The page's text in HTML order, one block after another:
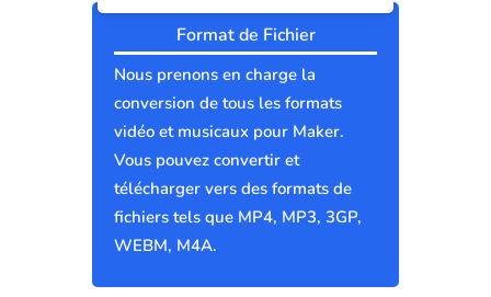
Format de Fichier
Nous prenons en charge la
conversion de tous les formats
vidéo et musicaux pour Maker.
Vous pouvez convertir et
télécharger vers des formats de
fichiers tels que MP4, MP3, 3GP,
WEBM, M4A.